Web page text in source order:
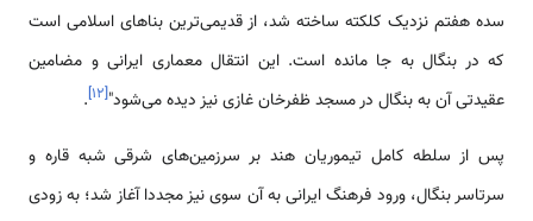
سده هفتم نزدیک کلکته ساخته شد، از قدیمی‌ترین بناهای اسلامی‌ است
که در بنگال به جا مانده است. این انتقال معماری ایرانی و مضامین
عقیدتی آن به بنگال در مسجد ظفرخان غازی نیز دیده می‌شود"[۱۲]
.
پس از سلطه کامل تیموریان هند بر سرزمین‌های شرقی شبه قاره و
سرتاسر بنگال، ورود فرهنگ ایرانی به آن سوی نیز مجددا آغاز شد؛ به زودی